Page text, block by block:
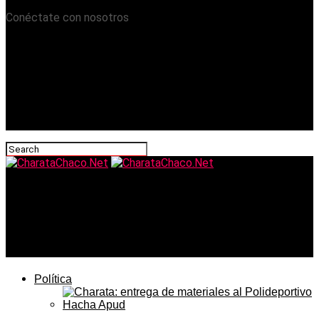
Conéctate con nosotros
Política